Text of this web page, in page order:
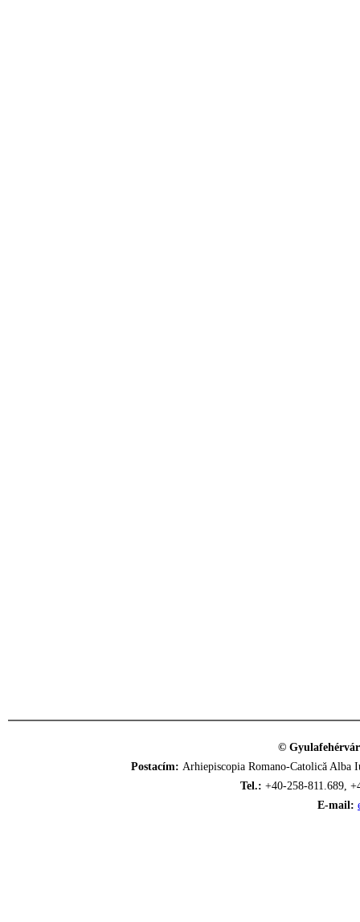
©
Postacím: Arhiepiscopia Romano-Catolică
Tel.: +40-258-811.689,
E-mail: